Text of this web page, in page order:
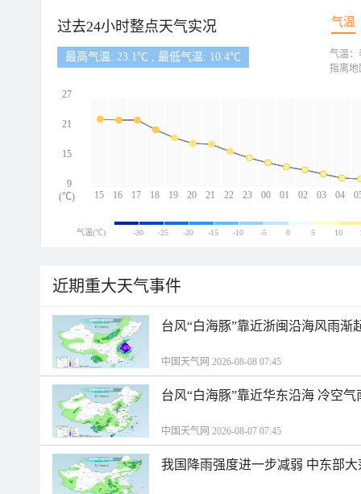
过去24小时整点天气实况 气温
最高气温: 23.1℃ , 最低气温: 10.4℃
15 16 17 18 19 20 21 22 23 00 01 02 03 04
27
21
15
9
(℃)
气温：
指离地
气温(℃) -30 -25 -20 -15 -10 -5 0 5 10
近期重大天气事件
台风“白海豚”靠近浙闽沿海风雨渐
中国天气网 2026-08-08 07:45
台风“白海豚”靠近华东沿海 冷空
中国天气网 2026-08-07 07:45
我国降雨强度进一步减弱 中东部